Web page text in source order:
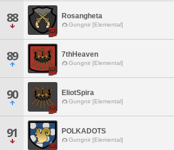
88 Rosangheta
Gungnir [Elemental]
89 7thHeaven
Gungnir [Elemental]
90 EliotSpira
Gungnir [Elemental]
91 POLKADOTS
Gungnir [Elemental]